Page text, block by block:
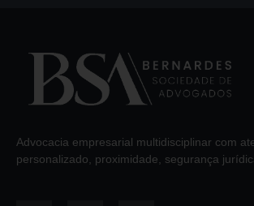
Advocacia empresarial multidisciplinar com
personalizado, proximidade, segurança